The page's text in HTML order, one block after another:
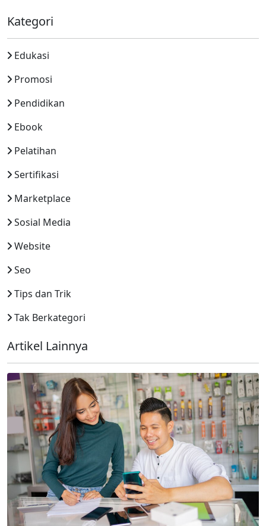
Kategori
Edukasi
Promosi
Pendidikan
Ebook
Pelatihan
Sertifikasi
Marketplace
Sosial Media
Website
Seo
Tips dan Trik
Tak Berkategori
Artikel Lainnya